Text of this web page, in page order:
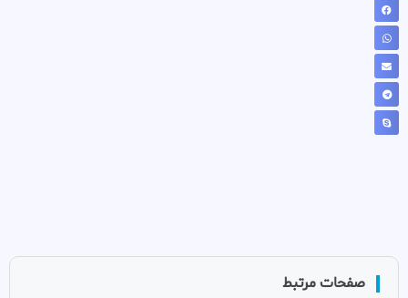
صفحات مرتبط